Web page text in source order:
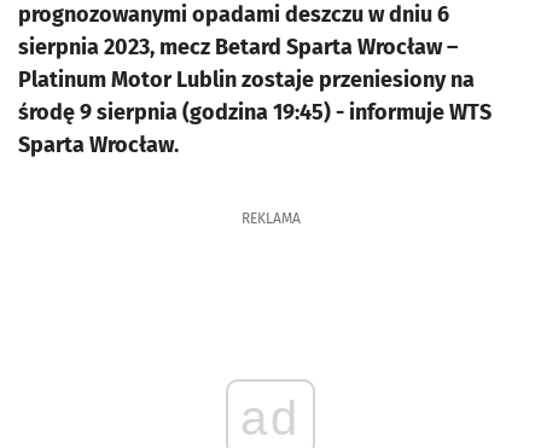
prognozowanymi opadami deszczu w dniu 6
sierpnia 2023, mecz Betard Sparta Wrocław –
Platinum Motor Lublin zostaje przeniesiony na
środę 9 sierpnia (godzina 19:45) - informuje WTS
Sparta Wrocław.
REKLAMA
ad